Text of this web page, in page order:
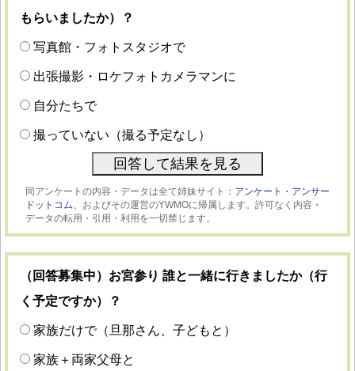
もらいましたか）？
写真館・フォトスタジオで
出張撮影・ロケフォトカメラマンに
自分たちで
撮っていない（撮る予定なし）
同アンケートの内容・データは全て姉妹サイト： アンケート・アンサー
ドットコム、 およびその運営のYWMOに帰属します。許可なく内容・
データの転用・引用・利用を一切禁じます。
（回答募集中）お宮参り 誰と一緒に行きましたか（行
く予定ですか）？
家族だけで（旦那さん、子どもと）
家族＋両家父母と